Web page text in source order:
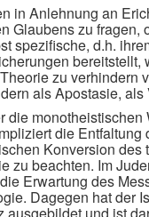
in Anlehnung an
Glaubens zu
spezifische, d.h.
zu verhindern
als Apostasie,
die
die
Konversion
zu beachten. Im
Erwartung des
Dagegen hat der